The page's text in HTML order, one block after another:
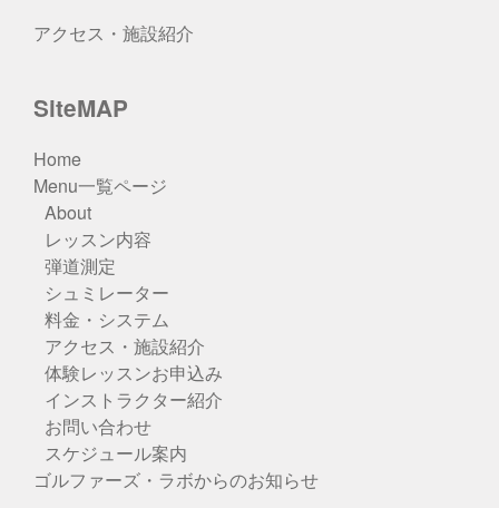
アクセス・施設紹介
SiteMAP
Home
Menu一覧ページ
About
レッスン内容
弾道測定
シュミレーター
料金・システム
アクセス・施設紹介
体験レッスンお申込み
インストラクター紹介
お問い合わせ
スケジュール案内
ゴルファーズ・ラボからのお知らせ